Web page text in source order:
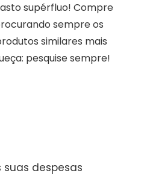
supérfluo! Compre
sempre os
similares mais
pesquise sempre!
suas despesas